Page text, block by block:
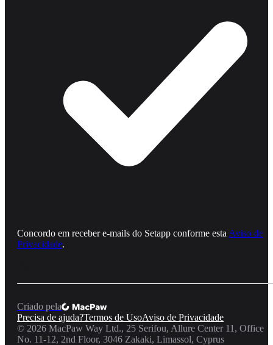
Concordo em receber e‑mails do Setapp conforme esta Aviso de
Privacidade.
Criado pela
Precisa de ajuda?Termos de UsoAviso de Privacidade
© 2026 MacPaw Way Ltd., 25 Serifou, Allure Center 11, Office
No. 11-12, 2nd Floor, 3046 Zakaki, Limassol, Cyprus